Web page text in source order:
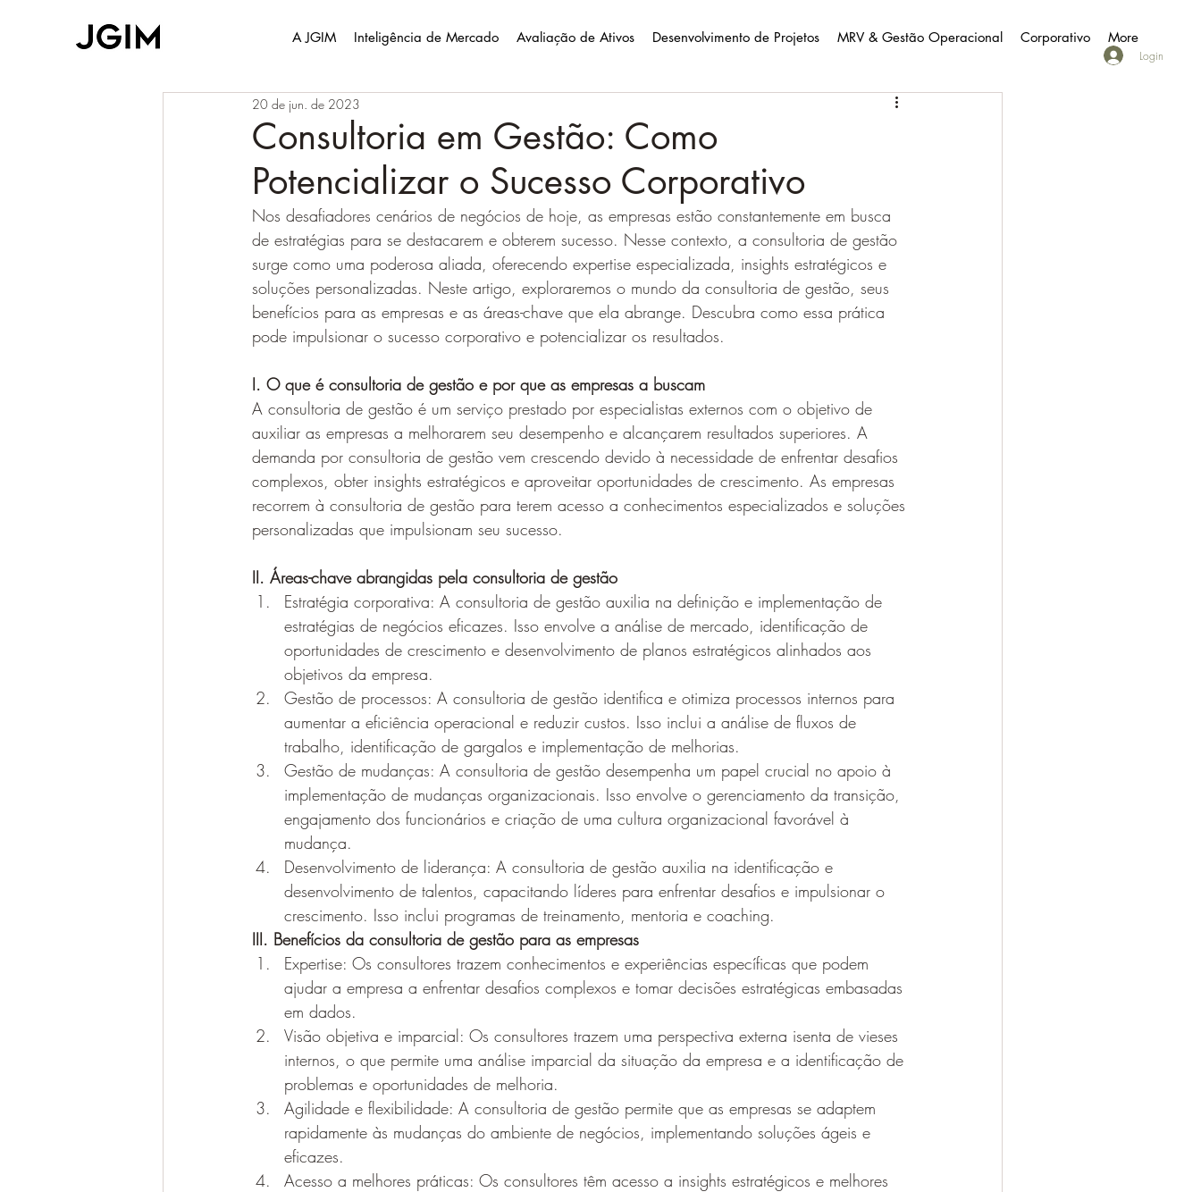
A JGIM Inteligência de Mercado Avaliação de Ativos Desenvolvimento de Projetos MRV & Gestão Operacional Corporativo More
Consultoria em Gestão: Como
Potencializar o Sucesso Corporativo
20 de jun. de 2023
Nos desafiadores cenários de negócios de hoje, as empresas estão constantemente em busca
de estratégias para se destacarem e obterem sucesso. Nesse contexto, a consultoria de gestão
surge como uma poderosa aliada, oferecendo expertise especializada, insights estratégicos e
soluções personalizadas. Neste artigo, exploraremos o mundo da consultoria de gestão, seus
benefícios para as empresas e as áreas-chave que ela abrange. Descubra como essa prática
pode impulsionar o sucesso corporativo e potencializar os resultados.
I. O que é consultoria de gestão e por que as empresas a buscam
A consultoria de gestão é um serviço prestado por especialistas externos com o objetivo de
auxiliar as empresas a melhorarem seu desempenho e alcançarem resultados superiores. A
demanda por consultoria de gestão vem crescendo devido à necessidade de enfrentar desafios
complexos, obter insights estratégicos e aproveitar oportunidades de crescimento. As empresas
recorrem à consultoria de gestão para terem acesso a conhecimentos especializados e soluções
personalizadas que impulsionam seu sucesso.
II. Áreas-chave abrangidas pela consultoria de gestão
Estratégia corporativa: A consultoria de gestão auxilia na definição e implementação de
estratégias de negócios eficazes. Isso envolve a análise de mercado, identificação de
oportunidades de crescimento e desenvolvimento de planos estratégicos alinhados aos
objetivos da empresa.
Gestão de processos: A consultoria de gestão identifica e otimiza processos internos para
aumentar a eficiência operacional e reduzir custos. Isso inclui a análise de fluxos de
trabalho, identificação de gargalos e implementação de melhorias.
Gestão de mudanças: A consultoria de gestão desempenha um papel crucial no apoio à
implementação de mudanças organizacionais. Isso envolve o gerenciamento da transição,
engajamento dos funcionários e criação de uma cultura organizacional favorável à
mudança.
Desenvolvimento de liderança: A consultoria de gestão auxilia na identificação e
desenvolvimento de talentos, capacitando líderes para enfrentar desafios e impulsionar o
crescimento. Isso inclui programas de treinamento, mentoria e coaching.
III. Benefícios da consultoria de gestão para as empresas
Expertise: Os consultores trazem conhecimentos e experiências específicas que podem
ajudar a empresa a enfrentar desafios complexos e tomar decisões estratégicas embasadas
em dados.
Visão objetiva e imparcial: Os consultores trazem uma perspectiva externa isenta de vieses
internos, o que permite uma análise imparcial da situação da empresa e a identificação de
problemas e oportunidades de melhoria.
Agilidade e flexibilidade: A consultoria de gestão permite que as empresas se adaptem
rapidamente às mudanças do ambiente de negócios, implementando soluções ágeis e
eficazes.
Acesso a melhores práticas: Os consultores têm acesso a insights estratégicos e melhores
Login